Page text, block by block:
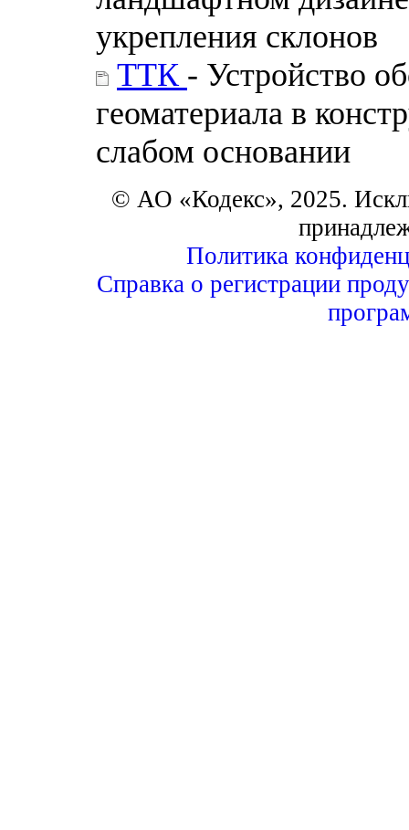
укрепления склонов
ТТК - Устройство
геоматериала в
слабом основании
© АО «Кодекс», 2025.
Политика
Справка о регистрации